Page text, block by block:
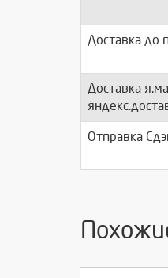
Доставка до
Доставка
Отправка